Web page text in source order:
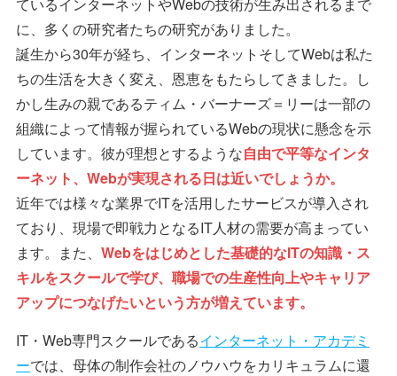
ているインターネットやWebの技術が生み出されるまで
に、多くの研究者たちの研究がありました。
誕生から30年が経ち、インターネットそしてWebは私た
ちの生活を大きく変え、恩恵をもたらしてきました。し
かし生みの親であるティム・バーナーズ＝リーは一部の
組織によって情報が握られているWebの現状に懸念を示
しています。彼が理想とするような自由で平等なインタ
ーネット、Webが実現される日は近いでしょうか。
近年では様々な業界でITを活用したサービスが導入され
ており、現場で即戦力となるIT人材の需要が高まってい
ます。また、 Webをはじめとした基礎的なITの知識・ス
キルをスクールで学び、職場での生産性向上やキャリア
アップにつなげたいという方が増えています。
IT・Web専門スクールであるインターネット・アカデミ
ーでは、母体の制作会社のノウハウをカリキュラムに還